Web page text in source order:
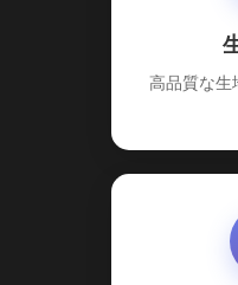
高品質な生